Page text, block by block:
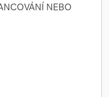
NEBO